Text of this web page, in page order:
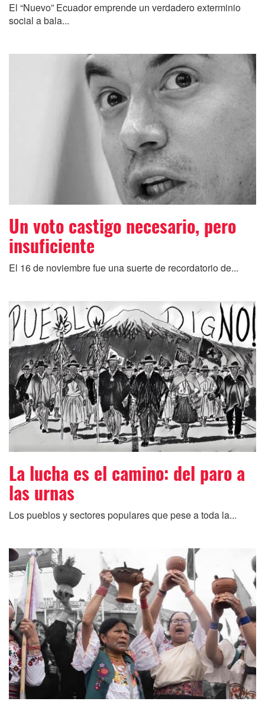
El “Nuevo” Ecuador emprende un verdadero exterminio
social a bala...
Un voto castigo necesario, pero
insuficiente
El 16 de noviembre fue una suerte de recordatorio de...
La lucha es el camino: del paro a
las urnas
Los pueblos y sectores populares que pese a toda la...